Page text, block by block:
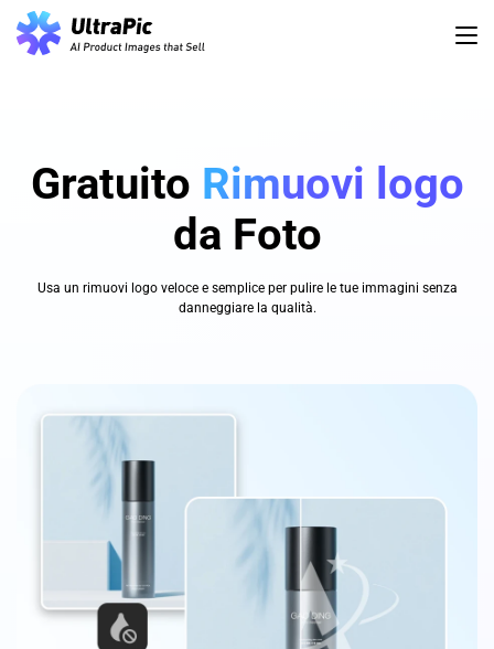
Gratuito Rimuovi logo
da Foto
Usa un rimuovi logo veloce e semplice per pulire le tue immagini senza
danneggiare la qualità.